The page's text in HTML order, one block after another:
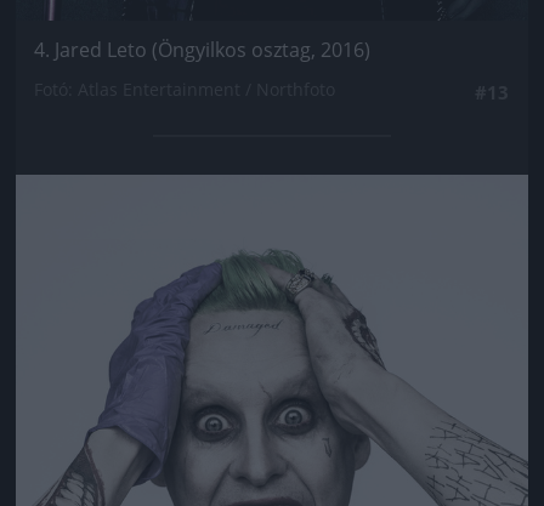
4. Jared Leto (Öngyilkos osztag, 2016)